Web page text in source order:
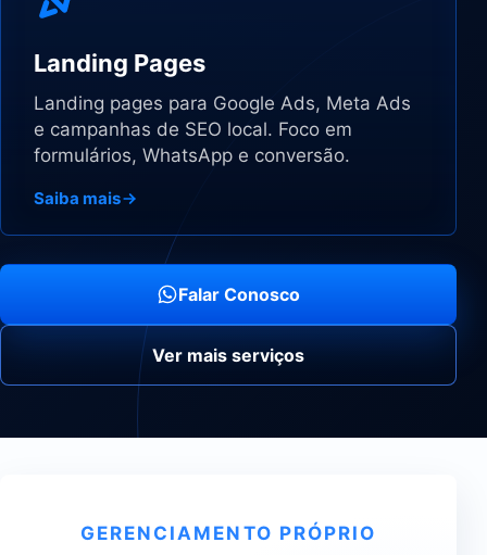
Landing Pages
Landing pages para Google Ads, Meta Ads
e campanhas de SEO local. Foco em
formulários, WhatsApp e conversão.
Saiba mais
Falar Conosco
Ver mais serviços
GERENCIAMENTO PRÓPRIO